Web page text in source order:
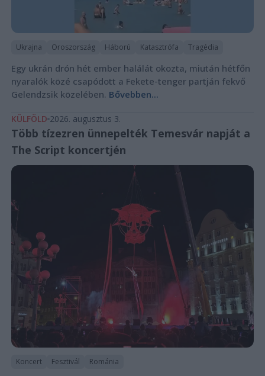
Ukrajna Oroszország Háború Katasztrófa Tragédia
Egy ukrán drón hét ember halálát okozta, miután hétfőn
nyaralók közé csapódott a Fekete-tenger partján fekvő
Gelendzsik közelében. Bővebben...
KÜLFÖLD 2026. augusztus 3.
Több tízezren ünnepelték Temesvár napját a
The Script koncertjén
Koncert Fesztivál Románia